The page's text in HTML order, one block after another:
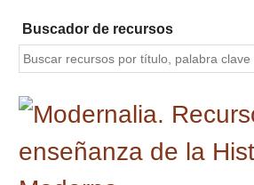
contenido
principal
Buscador de recursos